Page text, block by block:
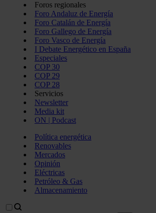
Foros regionales
Foro Andaluz de Energía
Foro Catalán de Energía
Foro Gallego de Energía
Foro Vasco de Energía
I Debate Energético en España
Especiales
COP 30
COP 29
COP 28
Servicios
Newsletter
Media kit
ON | Podcast
Política energética
Renovables
Mercados
Opinión
Eléctricas
Petróleo & Gas
Almacenamiento